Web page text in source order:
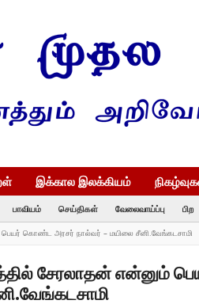
இக்கால இலக்கியம்
பாவியம் செய்திகள் வேலைவாய்ப்பு பிற
கொண்ட அரசர் நால்வர் – மயிலை சீனி.வேங்கடசாமி
சேரலாதன் என்னும்